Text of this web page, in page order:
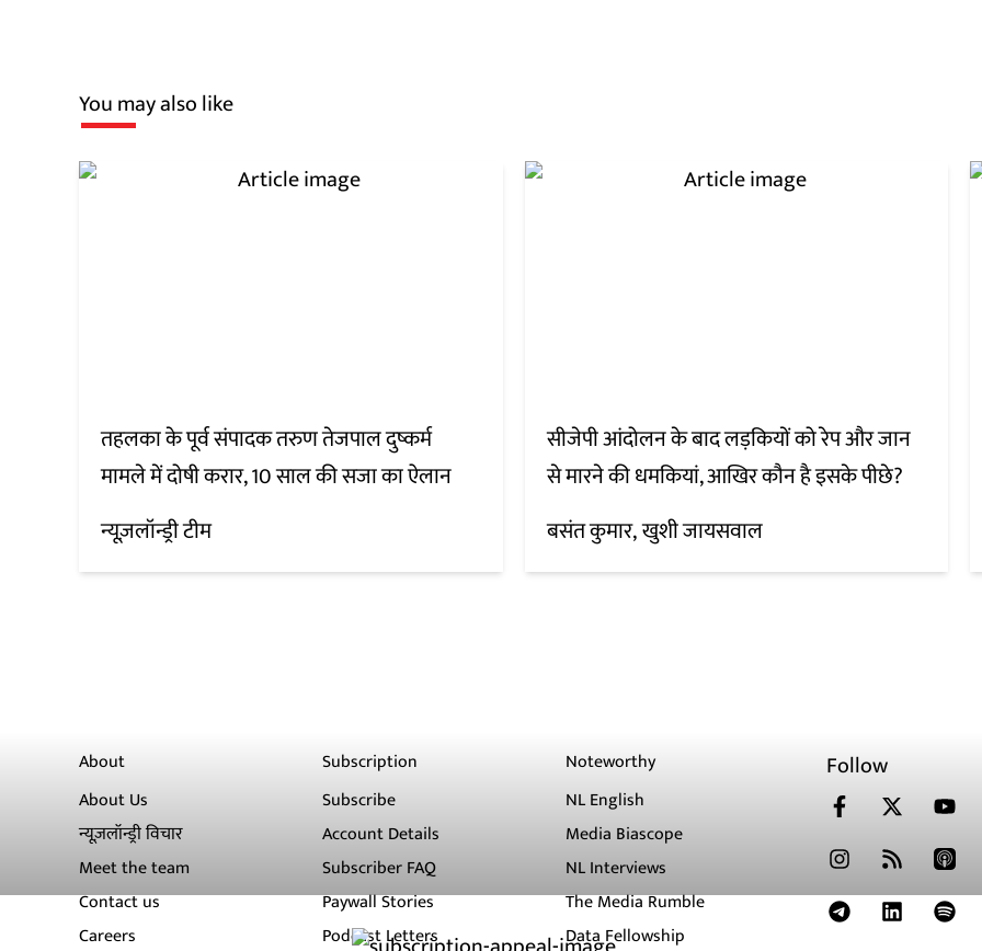
You may also like
तहलका के पूर्व संपादक तरुण तेजपाल दुष्कर्म
मामले में दोषी करार, 10 साल की सजा का ऐलान
न्यूज़लॉन्ड्री टीम
सीजेपी आंदोलन के बाद लड़कियों को रेप और जान
से मारने की धमकियां, आखिर कौन है इसके पीछे?
बसंत कुमार खुशी जायसवाल
About
About Us
न्यूज़लॉन्ड्री विचार
Meet the team
Contact us
Careers
Subscription
Subscribe
Account Details
Subscriber FAQ
Paywall Stories
Podcast Letters
Noteworthy
NL English
Media Biascope
NL Interviews
The Media Rumble
Data Fellowship
Follow